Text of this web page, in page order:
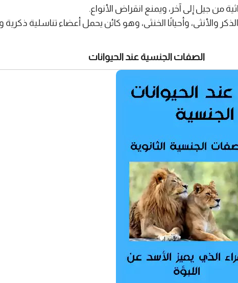
من جيل إلى آخر، ويمنع انقراض الأنواع.
والأنثى، وأحيانًا الخنثى، وهو كائن يحمل أعضاء تناسلية
الصفات الجنسية عند الحيوانات